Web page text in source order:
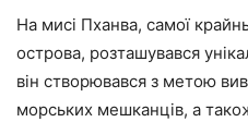
На мисі Пханва, самої
острова, розташувався
він створювався з метою
морських мешканців, а